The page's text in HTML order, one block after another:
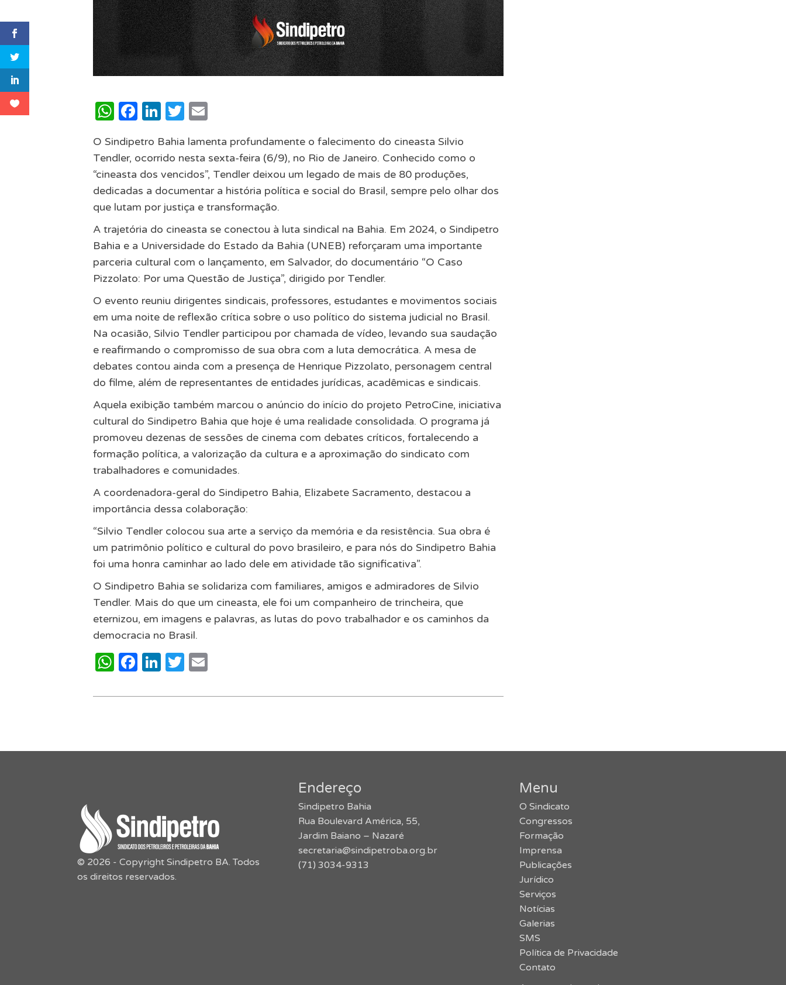
WhatsApp
Facebook
LinkedIn
Twitter
Email
O Sindipetro Bahia lamenta profundamente o falecimento do cineasta Silvio
Tendler, ocorrido nesta sexta-feira (6/9), no Rio de Janeiro. Conhecido como o
“cineasta dos vencidos”, Tendler deixou um legado de mais de 80 produções,
dedicadas a documentar a história política e social do Brasil, sempre pelo olhar dos
que lutam por justiça e transformação.
A trajetória do cineasta se conectou à luta sindical na Bahia. Em 2024, o Sindipetro
Bahia e a Universidade do Estado da Bahia (UNEB) reforçaram uma importante
parceria cultural com o lançamento, em Salvador, do documentário “O Caso
Pizzolato: Por uma Questão de Justiça”, dirigido por Tendler.
O evento reuniu dirigentes sindicais, professores, estudantes e movimentos sociais
em uma noite de reflexão crítica sobre o uso político do sistema judicial no Brasil.
Na ocasião, Silvio Tendler participou por chamada de vídeo, levando sua saudação
e reafirmando o compromisso de sua obra com a luta democrática. A mesa de
debates contou ainda com a presença de Henrique Pizzolato, personagem central
do filme, além de representantes de entidades jurídicas, acadêmicas e sindicais.
Aquela exibição também marcou o anúncio do início do projeto PetroCine, iniciativa
cultural do Sindipetro Bahia que hoje é uma realidade consolidada. O programa já
promoveu dezenas de sessões de cinema com debates críticos, fortalecendo a
formação política, a valorização da cultura e a aproximação do sindicato com
trabalhadores e comunidades.
A coordenadora-geral do Sindipetro Bahia, Elizabete Sacramento, destacou a
importância dessa colaboração:
“Silvio Tendler colocou sua arte a serviço da memória e da resistência. Sua obra é
um patrimônio político e cultural do povo brasileiro, e para nós do Sindipetro Bahia
foi uma honra caminhar ao lado dele em atividade tão significativa”.
O Sindipetro Bahia se solidariza com familiares, amigos e admiradores de Silvio
Tendler. Mais do que um cineasta, ele foi um companheiro de trincheira, que
eternizou, em imagens e palavras, as lutas do povo trabalhador e os caminhos da
democracia no Brasil.
WhatsApp
Facebook
LinkedIn
Twitter
Email
© 2026 - Copyright Sindipetro BA. Todos
os direitos reservados.
Endereço
Sindipetro Bahia
Rua Boulevard América, 55,
Jardim Baiano – Nazaré
secretaria@sindipetroba.org.br
(71) 3034-9313
Menu
O Sindicato
Congressos
Formação
Imprensa
Publicações
Jurídico
Serviços
Notícias
Galerias
SMS
Política de Privacidade
Contato